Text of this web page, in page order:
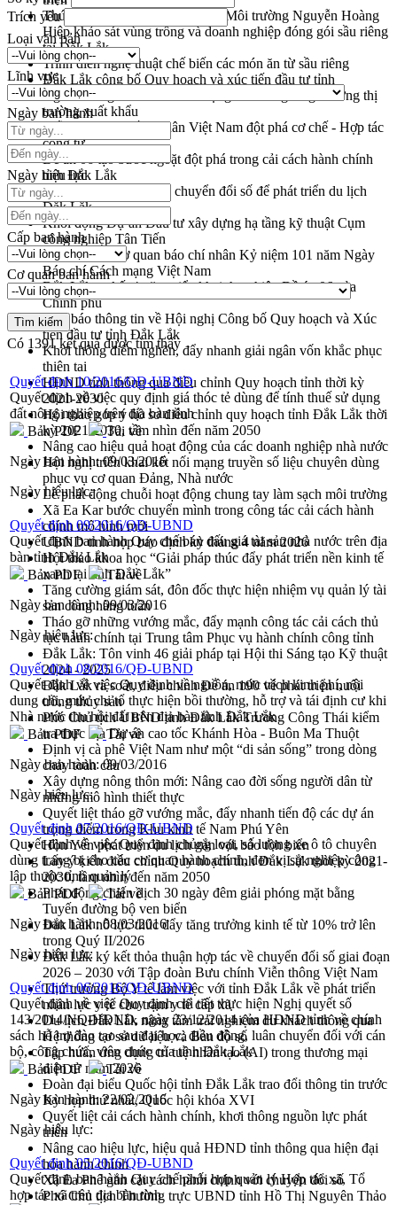
Thứ trưởng Bộ Nông nghiệp và Môi trường Nguyễn Hoàng
Hiệp khảo sát vùng trồng và doanh nghiệp đóng gói sầu riêng
tại Đắk Lắk
Trình diễn nghệ thuật chế biến các món ăn từ sầu riêng
Đắk Lắk công bố Quy hoạch và xúc tiến đầu tư tỉnh
Ngành cá ngừ Đắk Lắk chủ động thích ứng để giữ vững thị
trường xuất khẩu
Diễn đàn Kinh tế tư nhân Việt Nam đột phá cơ chế - Hợp tác
công tư
Đề án 06 tạo bước ngoặt đột phá trong cải cách hành chính
tỉnh Đắk Lắk
Kết nối tour, đẩy mạnh chuyển đổi số để phát triển du lịch
Đắk Lắk
Khởi động Dự án Đầu tư xây dựng hạ tầng kỹ thuật Cụm
công nghiệp Tân Tiến
Gặp mặt các cơ quan báo chí nhân Kỷ niệm 101 năm Ngày
Báo chí Cách mạng Việt Nam
Đắk Lắk sơ kết 4 năm triển khai thực hiện Đề án 06 của
Chính phủ
Họp báo thông tin về Hội nghị Công bố Quy hoạch và Xúc
tiến đầu tư tỉnh Đắk Lắk
Khơi thông điểm nghẽn, đẩy nhanh giải ngân vốn khắc phục
thiên tai
HĐND tỉnh thông qua điều chỉnh Quy hoạch tỉnh thời kỳ
2021-2030
Hội thảo góp ý hồ sơ điều chỉnh quy hoạch tỉnh Đắk Lắk thời
kỳ 2021-2030, tầm nhìn đến năm 2050
Nâng cao hiệu quả hoạt động của các doanh nghiệp nhà nước
Hội nghị triển khai kết nối mạng truyền số liệu chuyên dùng
phục vụ cơ quan Đảng, Nhà nước
Lễ phát động chuỗi hoạt động chung tay làm sạch môi trường
Xã Ea Kar bước chuyển mình trong công tác cải cách hành
chính mô hình mới
UBND tỉnh họp báo định kỳ tháng 4 năm 2026
Hội thảo khoa học “Giải pháp thúc đẩy phát triển nền kinh tế
xanh tại tỉnh Đắk Lắk”
Tăng cường giám sát, đôn đốc thực hiện nhiệm vụ quản lý tài
sản công hàng tuần
Tháo gỡ những vướng mắc, đẩy mạnh công tác cải cách thủ
tục hành chính tại Trung tâm Phục vụ hành chính công tỉnh
Đắk Lắk: Tôn vinh 46 giải pháp tại Hội thi Sáng tạo Kỹ thuật
2024 - 2025
Đắk Lắk rà soát, điều chỉnh Đề án 190 về phát triển nuôi
trồng thủy sản
Phó Chủ tịch UBND tỉnh Đắk Lắk Trương Công Thái kiểm
tra thực địa Dự án cao tốc Khánh Hòa - Buôn Ma Thuột
Định vị cà phê Việt Nam như một “di sản sống” trong dòng
chảy toàn cầu
Xây dựng nông thôn mới: Nâng cao đời sống người dân từ
những mô hình thiết thực
Quyết liệt tháo gỡ vướng mắc, đẩy nhanh tiến độ các dự án
trọng điểm trong Khu kinh tế Nam Phú Yên
Hòn Yến phát triển du lịch gắn với bảo tồn biển
Lấy ý kiến điều chỉnh Quy hoạch tỉnh Đắk Lắk thời kỳ 2021-
2030, tầm nhìn đến năm 2050
Phát động chiến dịch 30 ngày đêm giải phóng mặt bằng
Tuyến đường bộ ven biển
Đắk Lắk nỗ lực thúc đẩy tăng trưởng kinh tế từ 10% trở lên
trong Quý II/2026
Đắk Lắk ký kết thỏa thuận hợp tác về chuyển đổi số giai đoạn
2026 – 2030 với Tập đoàn Bưu chính Viễn thông Việt Nam
Thứ trưởng Bộ Y tế làm việc với tỉnh Đắk Lắk về phát triển
nhân lực y tế cho trạm y tế cấp xã
Du lịch Đắk Lắk nâng tầm trải nghiệm du khách thông qua
Hệ thống cơ sở dữ liệu và Bản đồ số
Tập huấn ứng dụng trí tuệ nhân tạo (AI) trong thương mại
điện tử năm 2026
Đoàn đại biểu Quốc hội tỉnh Đắk Lắk trao đổi thông tin trước
Kỳ họp thứ nhất, Quốc hội khóa XVI
Quyết liệt cải cách hành chính, khơi thông nguồn lực phát
triển
Nâng cao hiệu lực, hiệu quả HĐND tỉnh thông qua hiện đại
hóa hành chính
Xã Ea Phê gắn cải cách hành chính với chuyển đổi số
Phó Chủ tịch Thường trực UBND tỉnh Hồ Thị Nguyên Thảo
Trích yếu
Loại văn bản
Lĩnh vực
Ngày ban hành
Ngày hiệu lực
Cấp ban hành
Cơ quan ban hành
Có 1391kết quả được tìm thấy
Quyết định 10/2016/QĐ-UBND
Quyết định về việc quy định giá thóc tẻ dùng để tính thuế sử dụng
đất nông nghiệp trên địa bàn tỉnh
Bản PDF
Tải về
Ngày ban hành:09/03/2016
Ngày hiệu lực:
Quyết định 09/2016/QĐ-UBND
Quyết định ban hành Quy chế bán đấu giá tài sản nhà nước trên địa
bàn tỉnh Đắk Lắk
Bản PDF
Tải về
Ngày ban hành:09/03/2016
Ngày hiệu lực:
Quyết định 08/2016/QĐ-UBND
Quyết định về việc Quy định về nguồn, mức trích kinh phí, nội
dung chi, mức chi tổ thực hiện bồi thường, hỗ trợ và tái định cư khi
Nhà nước thu hồi đất trên địa bàn tỉnh Đắk Lắk
Bản PDF
Tải về
Ngày ban hành:09/03/2016
Ngày hiệu lực:
Quyết định 07/2016/QĐ-UBND
Quyết định về việc Quy định chủng loại, số lượng xe ô tô chuyên
dùng trang bị cho các cơ quan hành chính, đơn vị sự nghiệp công
lập thuộc tỉnh quản lý
Bản PDF
Tải về
Ngày ban hành:08/03/2016
Ngày hiệu lực:
Quyết định 06/2016/QĐ-UBND
Quyết định về việc Quy định chi tiết thực hiện Nghị quyết số
143/2014/NQ-HĐND, ngày 23/12/2014 của HĐND tỉnh về chính
sách hỗ trợ đào tạo sau đại học; điều động, luân chuyển đối với cán
bộ, công chức, viên chức của tỉnh Đắk Lắk
Bản PDF
Tải về
Ngày ban hành:22/02/2016
Ngày hiệu lực:
Quyết định 05/2016/QĐ-UBND
Quyết định ban hành Quy chế phối hợp quản lý Hợp tác xã, Tổ
hợp tác xã trên địa bàn tỉnh